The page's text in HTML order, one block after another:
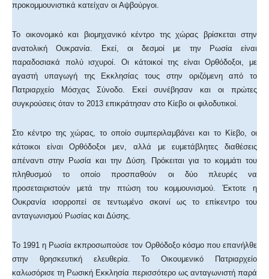
προκομμουνιστικά κατείχαν οι Αψβούργοι.
Το οικονομικό και βιομηχανικό κέντρο της χώρας βρίσκεται στην
ανατολική Ουκρανία. Εκεί, οι δεσμοί με την Ρωσία είναι
παραδοσιακά πολύ ισχυροί. Οι κάτοικοί της είναι Ορθόδοξοι, με
αγαστή υπαγωγή της Εκκλησίας τους στην οριζόμενη από το
Πατριαρχείο Μόσχας Σύνοδο. Εκεί συνέβησαν και οι πρώτες
συγκρούσεις όταν το 2013 επικράτησαν στο Κίεβο οι φιλοδυτικοί.
Στο κέντρο της χώρας, το οποίο συμπεριλαμβάνει και το Κίεβο, οι
κάτοικοι είναι Ορθόδοξοι μεν, αλλά με ευμετάβλητες διαθέσεις
απέναντι στην Ρωσία και την Δύση. Πρόκειται για το κομμάτι του
πληθυσμού το οποίο προσπαθούν οι δύο πλευρές να
προσεταιριστούν μετά την πτώση του κομμουνισμού. Έκτοτε η
Ουκρανία ισορροπεί σε τεντωμένο σκοινί ως το επίκεντρο του
ανταγωνισμού Ρωσίας και Δύσης.
Το 1991 η Ρωσία εκπροσωπούσε τον Ορθόδοξο κόσμο που επανήλθε
στην θρησκευτική ελευθερία. Το Οικουμενικό Πατριαρχείο
καλωσόρισε τη Ρωσική Εκκλησία περισσότερο ως ανταγωνιστή παρά